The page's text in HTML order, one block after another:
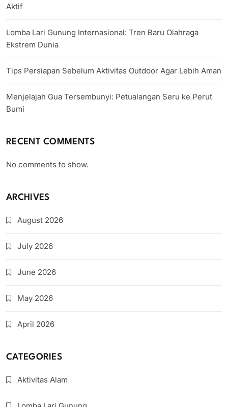
Aktif
Lomba Lari Gunung Internasional: Tren Baru Olahraga
Ekstrem Dunia
Tips Persiapan Sebelum Aktivitas Outdoor Agar Lebih Aman
Menjelajah Gua Tersembunyi: Petualangan Seru ke Perut
Bumi
RECENT COMMENTS
No comments to show.
ARCHIVES
August 2026
July 2026
June 2026
May 2026
April 2026
CATEGORIES
Aktivitas Alam